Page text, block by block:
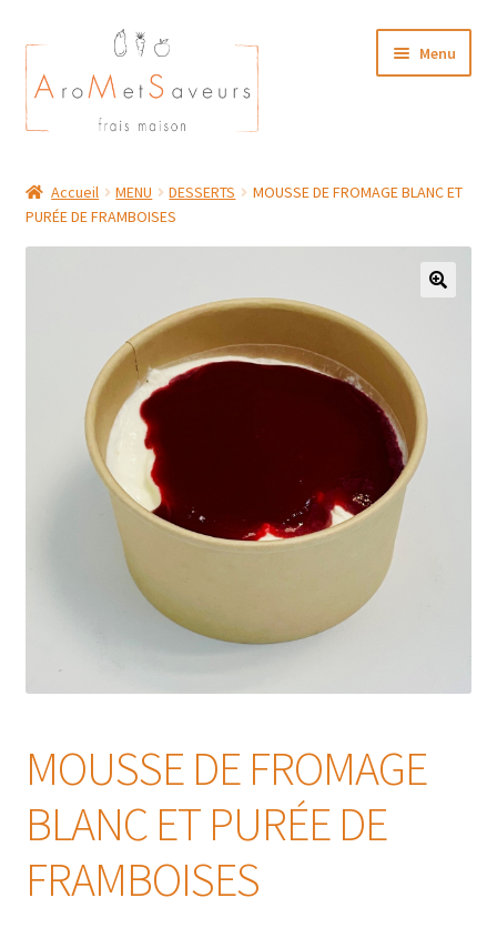
Aller
à
la
navigation
Aller
au
contenu
Menu
Plat du Jour/ Menu Week end
MON COMPTE
Accueil MENU DESSERTS
MOUSSE DE FROMAGE BLANC ET
PURÉE DE FRAMBOISES
MOUSSE DE FROMAGE
BLANC ET PURÉE DE
FRAMBOISES